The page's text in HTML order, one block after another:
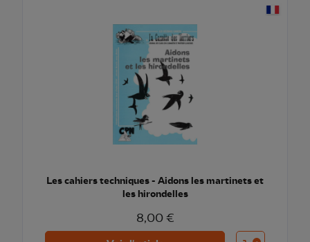
Les cahiers techniques - Aidons les martinets et
les hirondelles
8,00 €